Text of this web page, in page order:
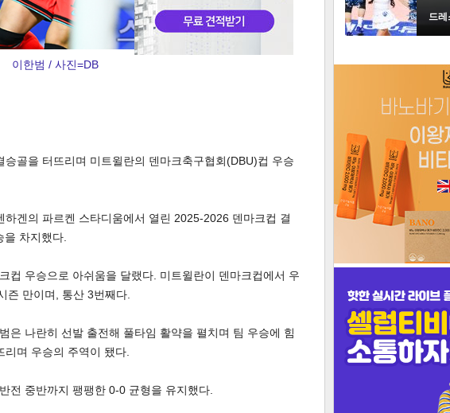
이한범 / 사진=DB
골을 터뜨리며 미트윌란의 덴마크축구협회(DBU)컵 우승
겐의 파르켄 스타디움에서 열린 2025-2026 덴마크컵 결
차지했다.
컵 우승으로 아쉬움을 달랬다. 미트윌란이 덴마크컵에서 우
즌 만이며, 통산 3번째다.
은 나란히 선발 출전해 풀타임 활약을 펼치며 팀 우승에 힘
며 우승의 주역이 됐다.
전 중반까지 팽팽한 0-0 균형을 유지했다.
2
인기포토